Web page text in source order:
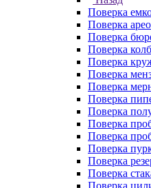
Поверка
Поверка
Поверка
Поверка
Поверка
Поверка
Поверка
Поверка
Поверка
Поверка
Поверка
Поверка
Поверка
Поверка
Поверка